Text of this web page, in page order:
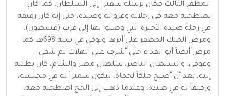
المظفر الثالث فكان يرسله سفيراً إلى السلطان، كما كان
يصطحبه معه في رحلاته وغزواته وصيده، حتى إنه كان رفيقه
في رحلة صيده الأخيرة التي وصلوا بها إلى قرب (قسطون)،
ومرض الملك المظفر على أثرها وتوفي في سنة 698هـ، كما
مرض أيضاً أبو الفداء حتى أشرف على الهلاك ثم شفي
وعوفي. والسلطان الناصر، سلطان مصر والشام، كان يطلبه
إليه، بعد أن أصبح ملكاً لحماة، ليكون سميراً له في مجلسه،
ورفيقاً له في صيده، وعندما ذهب إلى الحج اصطحبه معه،